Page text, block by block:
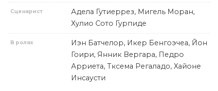
Сценарист
Адела Гутиеррез, Мигель Моран,
Хулио Сото Гурпиде
В ролях
Иэн Батчелор, Икер Бенгоэчеа, Йон
Гоири, Янник Вергара, Педро
Арриета, Тксема Регаладо, Хайоне
Инсаусти